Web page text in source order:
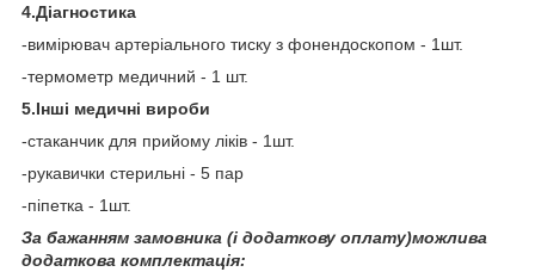
4.Діагностика
-вимірювач артеріального тиску з фонендоскопом - 1шт.
-термометр медичний - 1 шт.
5.Інші медичні вироби
-стаканчик для прийому ліків - 1шт.
-рукавички стерильні - 5 пар
-піпетка - 1шт.
За бажанням замовника (і додаткову оплату)можлива
додаткова комплектація: